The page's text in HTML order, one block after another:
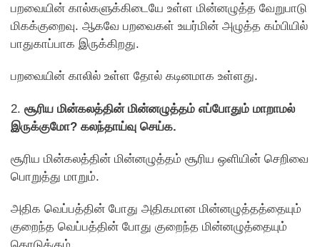
பறவையின் கால்களுக்கிடையே உள்ள மின்னழுத்த வேறுபாடு
மிகக்குறைவு. ஆகவே பறவைகள் உயர்மின் அழுத்த கம்பியில்
பாதுகாப்பாக இருக்கிறது.
பறவையின் காலில் உள்ள தோல் கடினமாக உள்ளது.
2. சூரிய மின்கலத்தின் மின்னழுத்தம் எப்போதும் மாறாமல்
இருக்குமோ? கலந்தாய்வு செய்க.
சூரிய மின்கலத்தின் மின்னழுத்தம் சூரிய ஒளியின் செறிவை
பொறுத்து மாறும்.
அதிக வெப்பத்தின் போது அதிகமான மின்னழுத்தத்தையும்
குறைந்த வெப்பத்தின் பாேது குறைந்த மின்னழுத்தையும்